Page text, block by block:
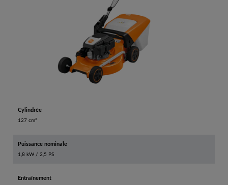
Cylindrée
127 cm³
Puissance nominale
1,8 kW / 2,5 PS
Entraînement